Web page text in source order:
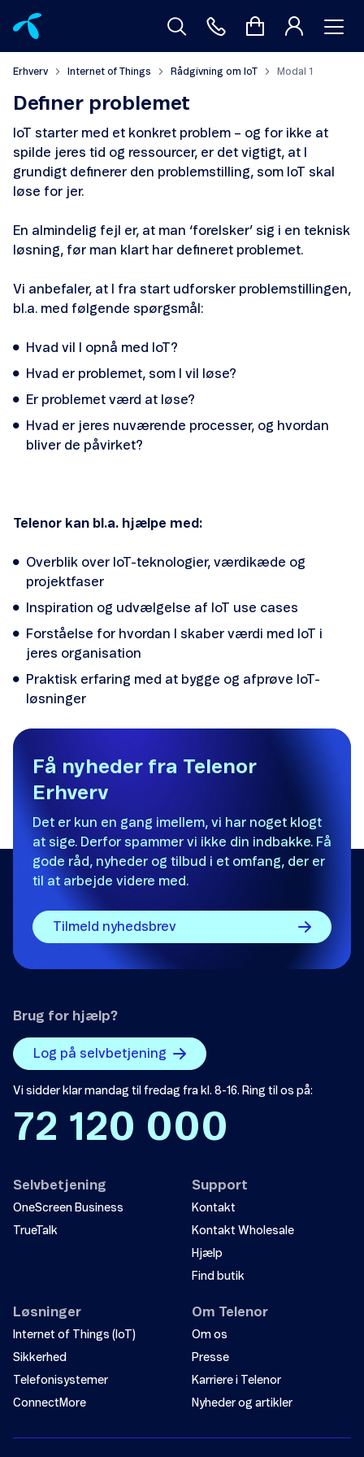
Erhverv Internet of Things Rådgivning om IoT Modal 1
Definer problemet
IoT starter med et konkret problem – og for ikke at
spilde jeres tid og ressourcer, er det vigtigt, at I
grundigt definerer den problemstilling, som IoT skal
løse for jer.
En almindelig fejl er, at man ‘forelsker’ sig i en teknisk
løsning, før man klart har defineret problemet.
Vi anbefaler, at I fra start udforsker problemstillingen,
bl.a. med følgende spørgsmål:
Hvad vil I opnå med IoT?
Hvad er problemet, som I vil løse?
Er problemet værd at løse?
Hvad er jeres nuværende processer, og hvordan
bliver de påvirket?
Telenor kan bl.a. hjælpe med:
Overblik over IoT-teknologier, værdikæde og
projektfaser
Inspiration og udvælgelse af IoT use cases
Forståelse for hvordan I skaber værdi med IoT i
jeres organisation
Praktisk erfaring med at bygge og afprøve IoT-
løsninger
Få nyheder fra Telenor
Erhverv
Det er kun en gang imellem, vi har noget klogt
at sige. Derfor spammer vi ikke din indbakke. Få
gode råd, nyheder og tilbud i et omfang, der er
til at arbejde videre med.
Tilmeld nyhedsbrev
Brug for hjælp?
Log på selvbetjening
Vi sidder klar mandag til fredag fra kl. 8-16. Ring til os på:
72 120 000
Selvbetjening
OneScreen Business
TrueTalk
Support
Kontakt
Kontakt Wholesale
Hjælp
Find butik
Løsninger
Internet of Things (IoT)
Sikkerhed
Telefonisystemer
ConnectMore
Om Telenor
Om os
Presse
Karriere i Telenor
Nyheder og artikler